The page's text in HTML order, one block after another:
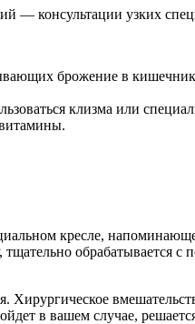
— консультации узких
брожение в
клизма или
кресле,
обрабатывается
Хирургическое
в вашем случае,